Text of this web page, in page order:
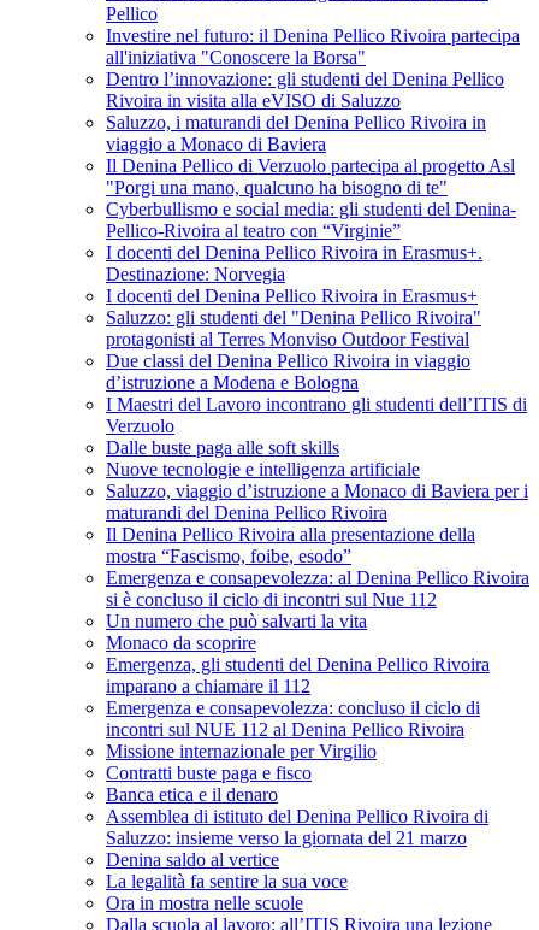
Pellico
Investire nel futuro: il Denina Pellico Rivoira partecipa
all'iniziativa "Conoscere la Borsa"
Dentro l’innovazione: gli studenti del Denina Pellico
Rivoira in visita alla eVISO di Saluzzo
Saluzzo, i maturandi del Denina Pellico Rivoira in
viaggio a Monaco di Baviera
Il Denina Pellico di Verzuolo partecipa al progetto Asl
"Porgi una mano, qualcuno ha bisogno di te"
Cyberbullismo e social media: gli studenti del Denina-
Pellico-Rivoira al teatro con “Virginie”
I docenti del Denina Pellico Rivoira in Erasmus+.
Destinazione: Norvegia
I docenti del Denina Pellico Rivoira in Erasmus+
Saluzzo: gli studenti del "Denina Pellico Rivoira"
protagonisti al Terres Monviso Outdoor Festival
Due classi del Denina Pellico Rivoira in viaggio
d’istruzione a Modena e Bologna
I Maestri del Lavoro incontrano gli studenti dell’ITIS di
Verzuolo
Dalle buste paga alle soft skills
Nuove tecnologie e intelligenza artificiale
Saluzzo, viaggio d’istruzione a Monaco di Baviera per i
maturandi del Denina Pellico Rivoira
Il Denina Pellico Rivoira alla presentazione della
mostra “Fascismo, foibe, esodo”
Emergenza e consapevolezza: al Denina Pellico Rivoira
si è concluso il ciclo di incontri sul Nue 112
Un numero che può salvarti la vita
Monaco da scoprire
Emergenza, gli studenti del Denina Pellico Rivoira
imparano a chiamare il 112
Emergenza e consapevolezza: concluso il ciclo di
incontri sul NUE 112 al Denina Pellico Rivoira
Missione internazionale per Virgilio
Contratti buste paga e fisco
Banca etica e il denaro
Assemblea di istituto del Denina Pellico Rivoira di
Saluzzo: insieme verso la giornata del 21 marzo
Denina saldo al vertice
La legalità fa sentire la sua voce
Ora in mostra nelle scuole
Dalla scuola al lavoro: all’ITIS Rivoira una lezione